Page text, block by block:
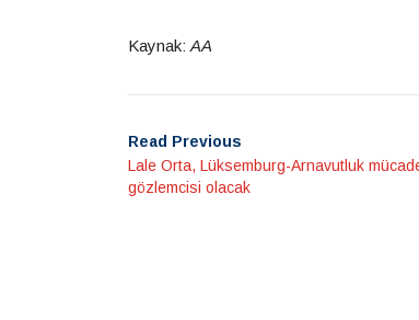
Kaynak: AA
Read Previous
Lale Orta, Lüksemburg-Arnavutluk
gözlemcisi olacak